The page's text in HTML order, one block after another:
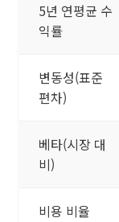
5년 연평균 수
익률
변동성(표준
편차)
베타(시장 대
비)
비용 비율